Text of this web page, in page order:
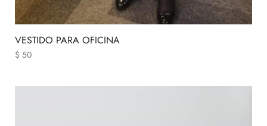
VESTIDO PARA OFICINA
$ 50